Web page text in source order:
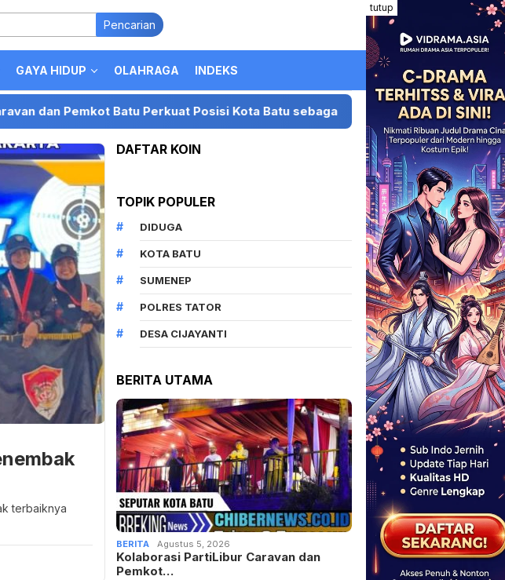
tutup
Pencarian
GAYA HIDUP OLAHRAGA INDEKS
Batu Perkuat Posisi Kota Batu sebagai Destinasi Festival Musik Nasional
terbaiknya
DAFTAR KOIN
TOPIK POPULER
DIDUGA
KOTA BATU
SUMENEP
POLRES TATOR
DESA CIJAYANTI
BERITA UTAMA
BERITA Agustus 5, 2026
Kolaborasi PartiLibur Caravan dan
Pemkot…